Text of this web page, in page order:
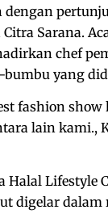
Sarana.
chef
yang
fashion
lain kami.,
Lifestyle
digelar